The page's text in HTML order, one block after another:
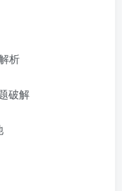
析
破解